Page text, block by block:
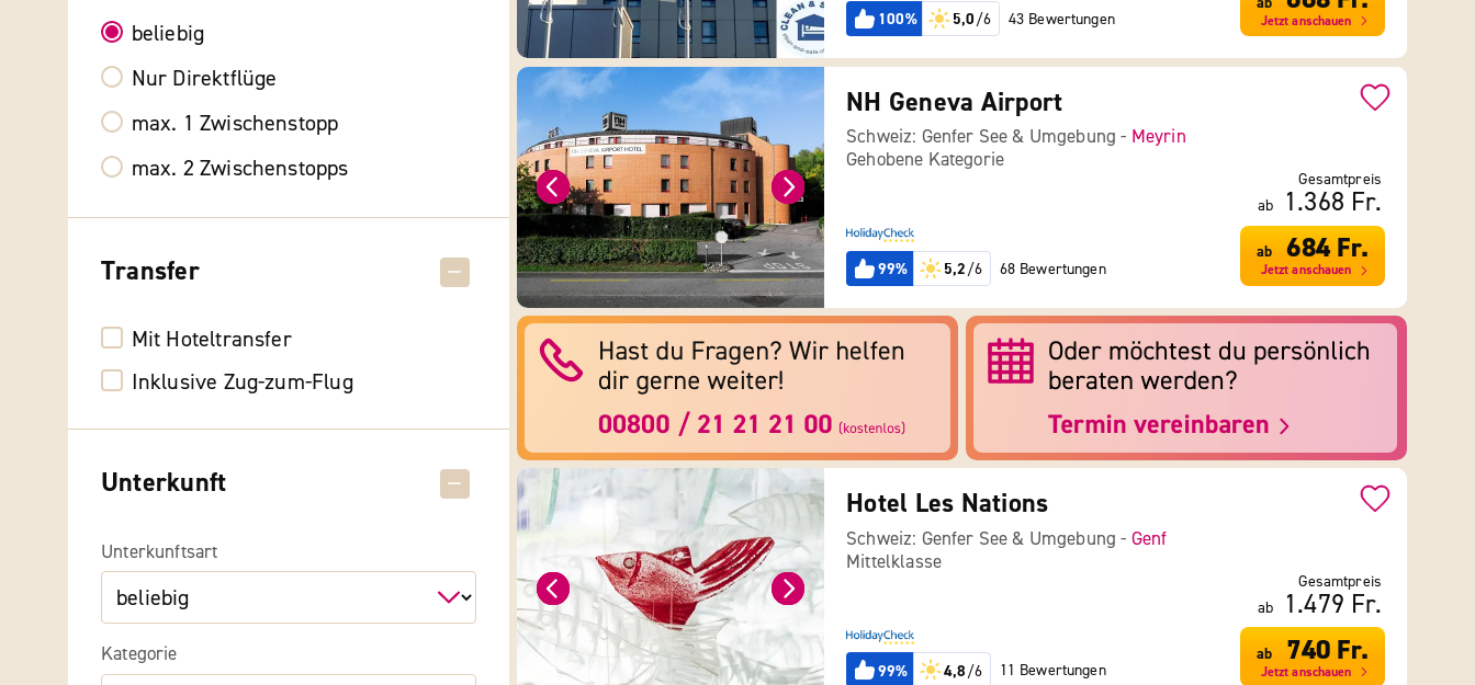
beliebig
Nur Direktflüge
max. 1 Zwischenstopp
max. 2 Zwischenstopps
Transfer
Mit Hoteltransfer
Inklusive Zug-zum-Flug
Unterkunft
Unterkunftsart
Kategorie
100% 5,0/6 43 Bewertungen Jetzt anschauen
NH Geneva Airport
Schweiz: Genfer See & Umgebung - Meyrin
Gehobene Kategorie
99% 5,2/6 68 Bewertungen
Gesamtpreis
ab
1.368 Fr.
ab 684 Fr.
Jetzt anschauen
Hotel Les Nations
Schweiz: Genfer See & Umgebung - Genf
Mittelklasse
99% 4,8/6 11 Bewertungen
Gesamtpreis
ab
1.479 Fr.
ab 740 Fr.
Jetzt anschauen